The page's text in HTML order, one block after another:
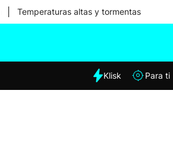
Temperaturas altas y tormentas
Klisk Para ti